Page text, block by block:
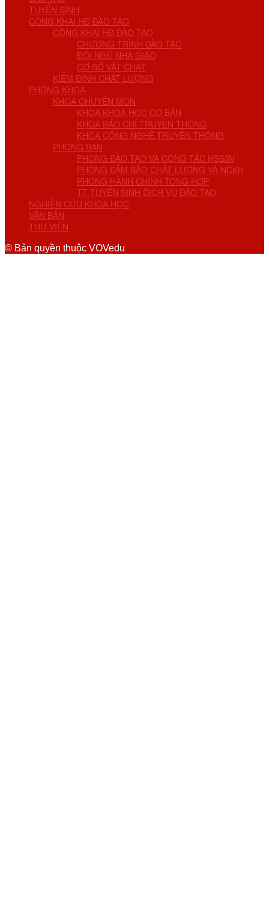
TUYỂN SINH
CÔNG KHAI HĐ ĐÀO TẠO
CÔNG KHAI HĐ ĐÀO TẠO
CHƯƠNG TRÌNH ĐÀO TẠO
ĐỘI NGŨ NHÀ GIÁO
CƠ SỞ VẬT CHẤT
KIỂM ĐỊNH CHẤT LƯỢNG
PHÒNG KHOA
KHOA CHUYÊN MÔN
KHOA KHOA HỌC CƠ BẢN
KHOA BÁO CHÍ TRUYỀN THÔNG
KHOA CÔNG NGHỆ TRUYỀN THÔNG
PHÒNG BAN
PHÒNG ĐÀO TẠO VÀ CÔNG TÁC HSSSV
PHÒNG ĐẢM BẢO CHẤT LƯỢNG VÀ NCKH
PHÒNG HÀNH CHÍNH TỔNG HỢP
TT TUYỂN SINH DỊCH VỤ ĐÀO TẠO
NGHIÊN CỨU KHOA HỌC
VĂN BẢN
THƯ VIỆN
© Bản quyền thuộc VOVedu